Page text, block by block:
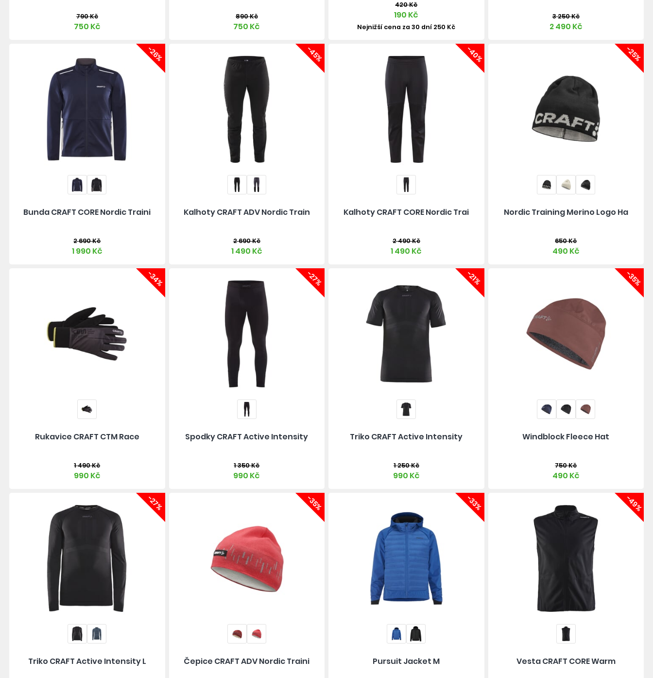
790 Kč
750 Kč
890 Kč
750 Kč
420 Kč
190 Kč
Nejnižší cena za 30 dní 250 Kč
3 250 Kč
2 490 Kč
-26%
Bunda CRAFT CORE Nordic Traini
2 690 Kč
1 990 Kč
-45%
Kalhoty CRAFT ADV Nordic Train
2 690 Kč
1 490 Kč
-40%
Kalhoty CRAFT CORE Nordic Trai
2 490 Kč
1 490 Kč
-25%
Nordic Training Merino Logo Ha
650 Kč
490 Kč
-34%
Rukavice CRAFT CTM Race
1 490 Kč
990 Kč
-27%
Spodky CRAFT Active Intensity
1 350 Kč
990 Kč
-21%
Triko CRAFT Active Intensity
1 250 Kč
990 Kč
-35%
Windblock Fleece Hat
750 Kč
490 Kč
-27%
Triko CRAFT Active Intensity L
-35%
Čepice CRAFT ADV Nordic Traini
-33%
Pursuit Jacket M
-49%
Vesta CRAFT CORE Warm